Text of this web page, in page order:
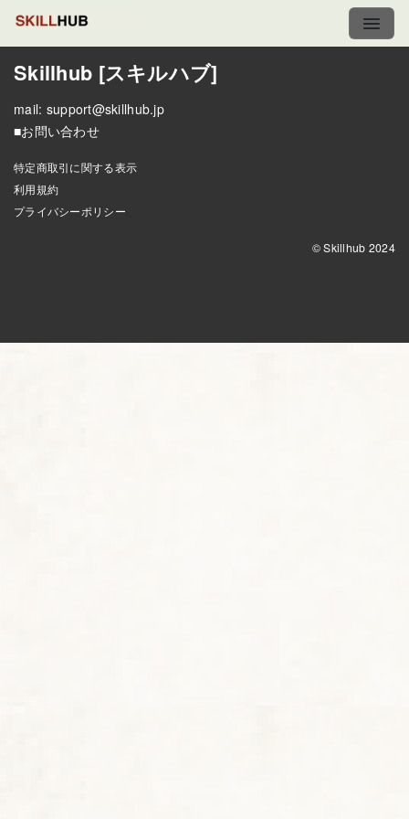
Skillhub [スキルハブ]
mail: support@skillhub.jp
■お問い合わせ
特定商取引に関する表示
利用規約
プライバシーポリシー
© Skillhub 2024